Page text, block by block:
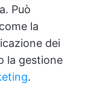
Può
la
dei
la gestione
.